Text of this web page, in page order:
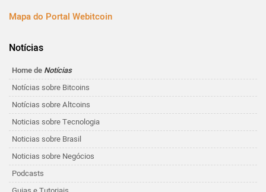
Mapa do Portal Webitcoin
Notícias
Home de Notícias
Notícias sobre Bitcoins
Notícias sobre Altcoins
Noticias sobre Tecnologia
Noticias sobre Brasil
Noticias sobre Negócios
Podcasts